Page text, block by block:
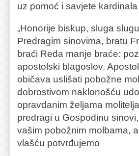
uz pomoć i savjete
„Honorije biskup, sluga
Predragim sinovima, bratu
braći Reda manje braće:
apostolski blagoslov.
običava uslišati pobožne
dobrostivom naklonošću
opravdanim željama
predragi u Gospodinu
vašim pobožnim molbama,
vlašću potvrđujemo